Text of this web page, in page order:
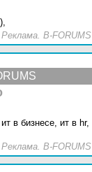
Реклама. B-FORUMS
ит в бизнесе, ит в hr,
Реклама. B-FORUMS